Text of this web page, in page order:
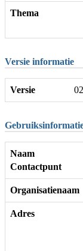
Thema
Versie informatie
Versie
Naam
Contactpunt
Organisatienaam
Adres